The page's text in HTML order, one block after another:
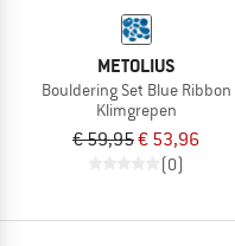
METOLIUS
Bouldering Set Blue Ribbon
Klimgrepen
€ 59,95€ 53,96
(0)